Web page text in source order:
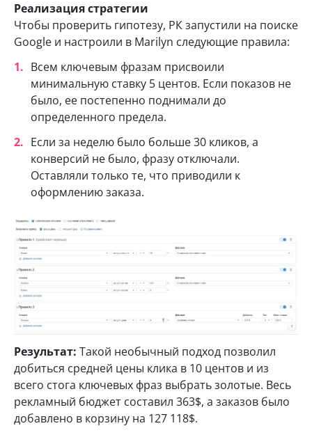
Реализация стратегии
Чтобы проверить гипотезу, РК запустили на поиске
Google и настроили в Marilyn следующие правила:
Всем ключевым фразам присвоили
минимальную ставку 5 центов. Если показов не
было, ее постепенно поднимали до
определенного предела.
Если за неделю было больше 30 кликов, а
конверсий не было, фразу отключали.
Оставляли только те, что приводили к
оформлению заказа.
Результат: Такой необычный подход позволил
добиться средней цены клика в 10 центов и из
всего стога ключевых фраз выбрать золотые. Весь
рекламный бюджет составил 363$, а заказов было
добавлено в корзину на 127 118$.